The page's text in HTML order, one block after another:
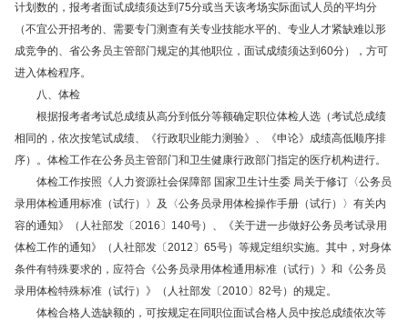
计划数的，报考者面试成绩须达到75分或当天该考场实际面试人员的平均分
（不宜公开招考的、需要专门测查有关专业技能水平的、专业人才紧缺难以形
成竞争的、省公务员主管部门规定的其他职位，面试成绩须达到60分），方可
进入体检程序。
八、体检
根据报考者考试总成绩从高分到低分等额确定职位体检人选（考试总成绩
相同的，依次按笔试成绩、《行政职业能力测验》、《申论》成绩高低顺序排
序）。体检工作在公务员主管部门和卫生健康行政部门指定的医疗机构进行。
体检工作按照《人力资源社会保障部 国家卫生计生委 局关于修订〈公务员
录用体检通用标准（试行）〉及〈公务员录用体检操作手册（试行）〉有关内
容的通知》（人社部发〔2016〕140号）、《关于进一步做好公务员考试录用
体检工作的通知》（人社部发〔2012〕65号）等规定组织实施。其中，对身体
条件有特殊要求的，应符合《公务员录用体检通用标准（试行）》和《公务员
录用体检特殊标准（试行）》（人社部发〔2010〕82号）的规定。
体检合格人选缺额的，可按规定在同职位面试合格人员中按总成绩依次等